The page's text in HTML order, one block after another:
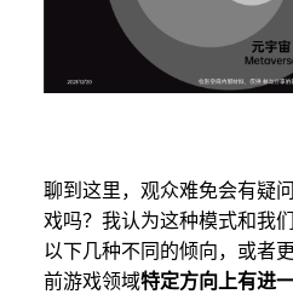
聊到这里，观众难免会有疑
戏吗？我认为这种模式和我
以下几种不同的倾向，或者
前游戏领域特定方向上有进